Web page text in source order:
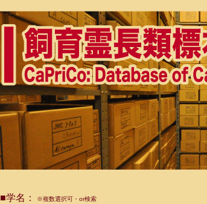
■学名： ※複数選択可・or検索